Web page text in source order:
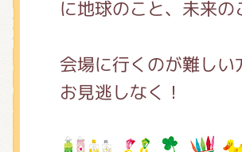
に地球のこと、未来
会場に行くのが難し
お見逃しなく！